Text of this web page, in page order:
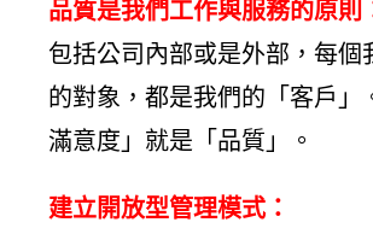
品質是我們工作與服務的原則
包括公司內部或是外部，每個
的對象，都是我們的「客戶」
滿意度」就是「品質」。
建立開放型管理模式：